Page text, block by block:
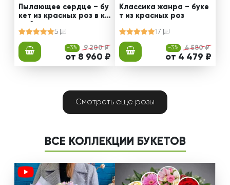
Пылающее сердце – бу
кет из красных роз в ко
робке
5
-3% 9 200 ₽
от 8 960 ₽
Классика жанра – буке
т из красных роз
17
-3% 4 580 ₽
от 4 479 ₽
Смотреть еще розы
ВСЕ КОЛЛЕКЦИИ БУКЕТОВ